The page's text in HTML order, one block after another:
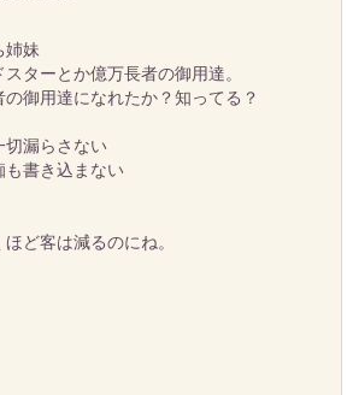
姉妹
ターとか億万長者の御用達。
御用達になれたか？知ってる？
切漏らさない
も書き込まない
ど客は減るのにね。